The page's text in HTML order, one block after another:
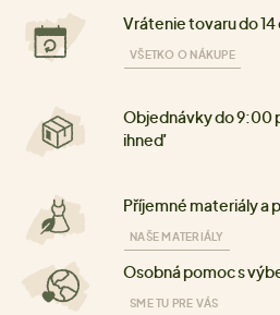
Vrátenie tovaru do 14
VŠETKO O NÁKUPE
Objednávky do 9:00
ihneď
Příjemné materiály a
NAŠE MATERIÁLY
Osobná pomoc s
SME TU PRE VÁS